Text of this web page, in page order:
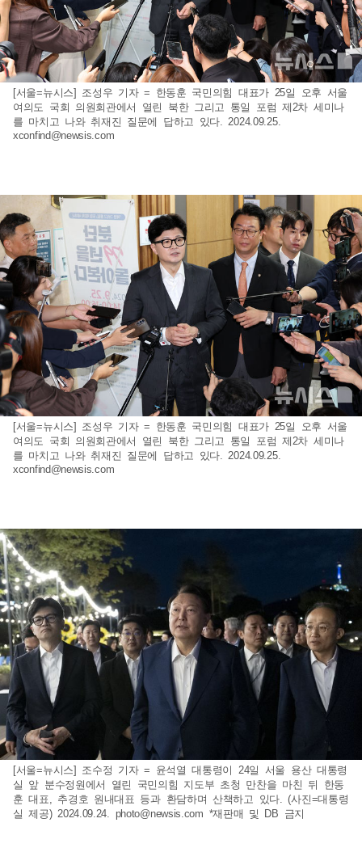
[서울=뉴시스] 조성우 기자 = 한동훈 국민의힘 대표가 25일 오후 서울
여의도 국회 의원회관에서 열린 북한 그리고 통일 포럼 제2차 세미나
를 마치고 나와 취재진 질문에 답하고 있다. 2024.09.25.
xconfind@newsis.com
[서울=뉴시스] 조성우 기자 = 한동훈 국민의힘 대표가 25일 오후 서울
여의도 국회 의원회관에서 열린 북한 그리고 통일 포럼 제2차 세미나
를 마치고 나와 취재진 질문에 답하고 있다. 2024.09.25.
xconfind@newsis.com
[서울=뉴시스] 조수정 기자 = 윤석열 대통령이 24일 서울 용산 대통령
실 앞 분수정원에서 열린 국민의힘 지도부 초청 만찬을 마친 뒤 한동
훈 대표, 추경호 원내대표 등과 환담하며 산책하고 있다. (사진=대통령
실 제공) 2024.09.24. photo@newsis.com *재판매 및 DB 금지